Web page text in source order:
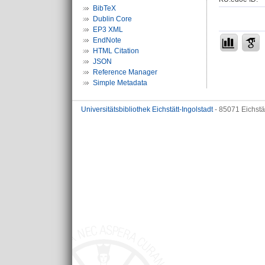
BibTeX
Dublin Core
EP3 XML
EndNote
HTML Citation
JSON
Reference Manager
Simple Metadata
Universitätsbibliothek Eichstätt-Ingolstadt- 85071